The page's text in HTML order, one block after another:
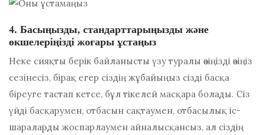
4. Басыңызды, стандарттарыңызды және
өкшелеріңізді жоғары ұстаңыз
Неке сияқты берік байланысты үзу туралы өзіңізді өзіңіз
сезінесіз, бірақ егер сіздің жұбайыңыз сізді басқа
біреуге тастап кетсе, бұл тікелей масқара болады. Сіз
үйді басқарумен, отбасын сақтаумен, отбасылық іс-
шараларды жоспарлаумен айналысқансыз, ал сіздің